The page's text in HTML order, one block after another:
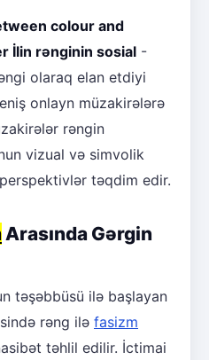
colour and
İlin rənginin sosial -
olaraq elan etdiyi
onlayn müzakirələrə
rəngin
vizual və simvolik
təqdim edir.
Arasında Gərgin
təşəbbüsü ilə başlayan
rəng ilə fasizm
təhlil edilir. İctimai